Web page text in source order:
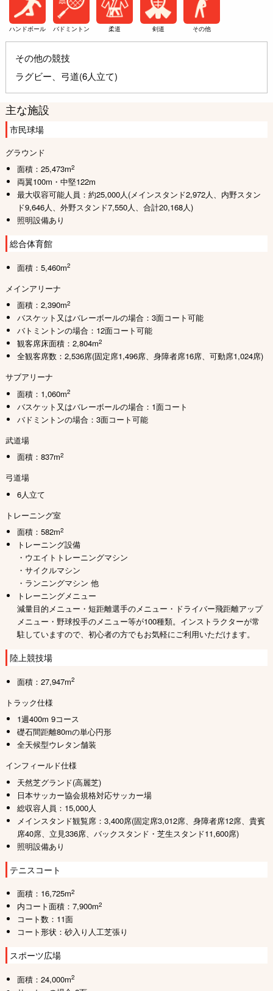
ハンドボール バドミントン 柔道 剣道 その他
その他の競技
ラグビー、弓道(6人立て)
主な施設
市民球場
グラウンド
面積：25,473m2
両翼100m・中堅122m
最大収容可能人員：約25,000人(メインスタンド2,972人、内野スタン
ド9,646人、外野スタンド7,550人、合計20,168人)
照明設備あり
総合体育館
面積：5,460m2
メインアリーナ
面積：2,390m2
バスケット又はバレーボールの場合：3面コート可能
バトミントンの場合：12面コート可能
観客席床面積：2,804m2
全観客席数：2,536席(固定席1,496席、身障者席16席、可動席1,024席)
サブアリーナ
面積：1,060m2
バスケット又はバレーボールの場合：1面コート
バドミントンの場合：3面コート可能
武道場
面積：837m2
弓道場
6人立て
トレーニング室
面積：582m2
トレーニング設備
・ウエイトトレーニングマシン
・サイクルマシン
・ランニングマシン 他
トレーニングメニュー
減量目的メニュー・短距離選手のメニュー・ドライバー飛距離アップ
メニュー・野球投手のメニュー等が100種類。インストラクターが常
駐していますので、初心者の方でもお気軽にご利用いただけます。
陸上競技場
面積：27,947m2
トラック仕様
1週400m 9コース
礎石間距離80mの単心円形
全天候型ウレタン舗装
インフィールド仕様
天然芝グランド(高麗芝)
日本サッカー協会規格対応サッカー場
総収容人員：15,000人
メインスタンド観覧席：3,400席(固定席3,012席、身障者席12席、貴賓
席40席、立見336席、バックスタンド・芝生スタンド11,600席)
照明設備あり
テニスコート
面積：16,725m2
内コート面積：7,900m2
コート数：11面
コート形状：砂入り人工芝張り
スポーツ広場
面積：24,000m2